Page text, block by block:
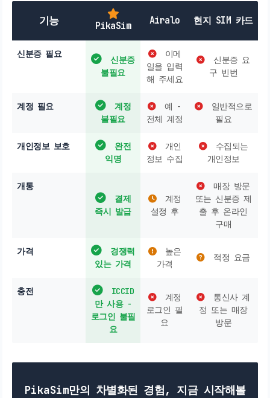
기능 PikaSim Airalo 현지 SIM 카드
신분증 필요
신분증
불필요
이메
일을 입력
해 주세요
신분증 요
구 빈번
계정 필요
계정
불필요
예 -
전체 계정
일반적으로
필요
개인정보 보호
완전
익명
개인
정보 수집
수집되는
개인정보
개통
결제
즉시 발급
계정
설정 후
매장 방문
또는 신분증 제
출 후 온라인
구매
가격
경쟁력
있는 가격
높은
가격
적정 요금
충전
ICCID
만 사용 -
로그인 불필
요
계정
로그인 필
요
통신사 계
정 또는 매장
방문
PikaSim만의 차별화된 경험, 지금 시작해볼